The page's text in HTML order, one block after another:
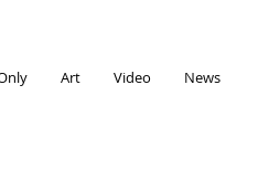
Art Video News